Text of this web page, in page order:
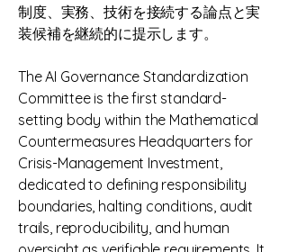
制度、実務、技術を接続する論点と実
装候補を継続的に提示します。
The AI Governance Standardization
Committee is the first standard-
setting body within the Mathematical
Countermeasures Headquarters for
Crisis-Management Investment,
dedicated to defining responsibility
boundaries, halting conditions, audit
trails, reproducibility, and human